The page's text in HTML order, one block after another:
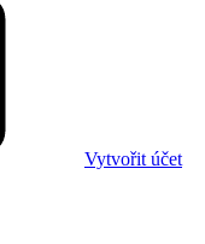
Vytvořit účet